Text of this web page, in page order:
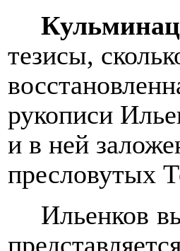
тезисы,
рукописи
и в ней
пресловутых
Ильенков